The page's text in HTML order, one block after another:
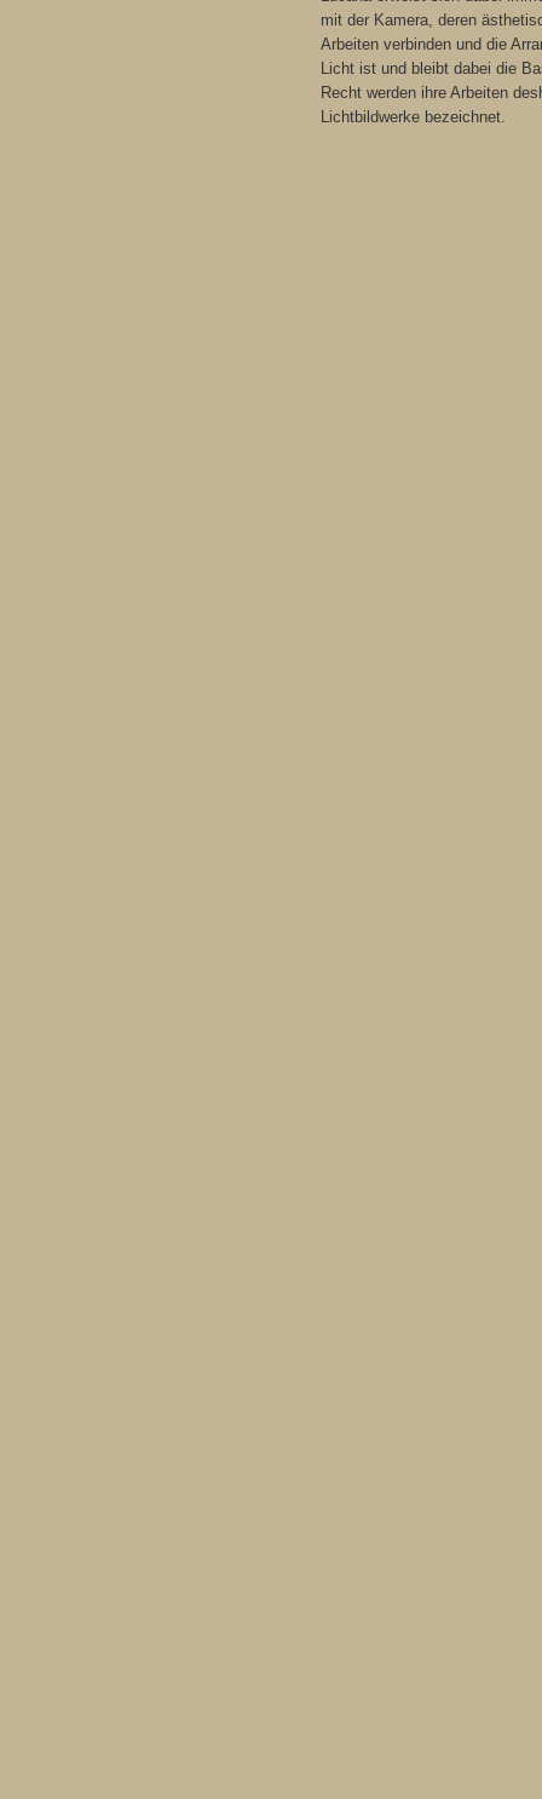
mit der Kamera, deren
Arbeiten verbinden und die
Licht ist und bleibt dabei die
Recht werden ihre Arbeiten
Lichtbildwerke bezeichnet.